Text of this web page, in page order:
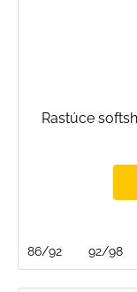
Rastúce
86/92 92/98